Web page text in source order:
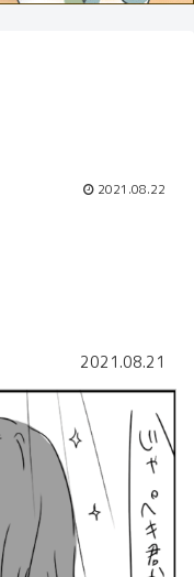
2021.08.22
2021.08.21